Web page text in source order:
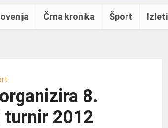
Črna kronika Šport Izleti
8.
turnir 2012